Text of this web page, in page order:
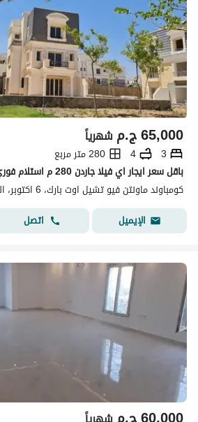
ج.م65,000 شهرياً
3
4
280 متر مربع
كومباوند ماونتن فيو تشيل اوت بارك، 6 اكتوبر، الجيزة
الإيميل
اتصل